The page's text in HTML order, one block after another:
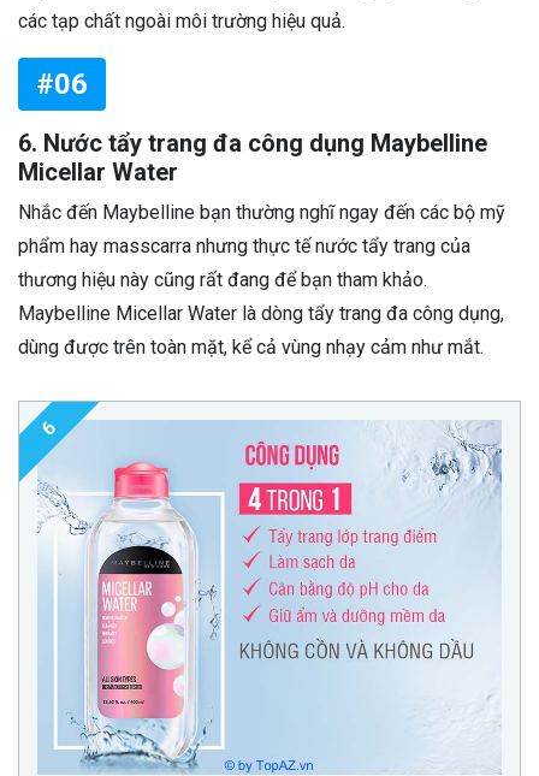
các tạp chất ngoài môi trường hiệu quả.
#06
6. Nước tẩy trang đa công dụng Maybelline
Micellar Water
Nhắc đến Maybelline bạn thường nghĩ ngay đến các bộ mỹ
phẩm hay masscarra nhưng thực tế nước tẩy trang của
thương hiệu này cũng rất đang để bạn tham khảo.
Maybelline Micellar Water là dòng tẩy trang đa công dụng,
dùng được trên toàn mặt, kể cả vùng nhạy cảm như mắt.
6